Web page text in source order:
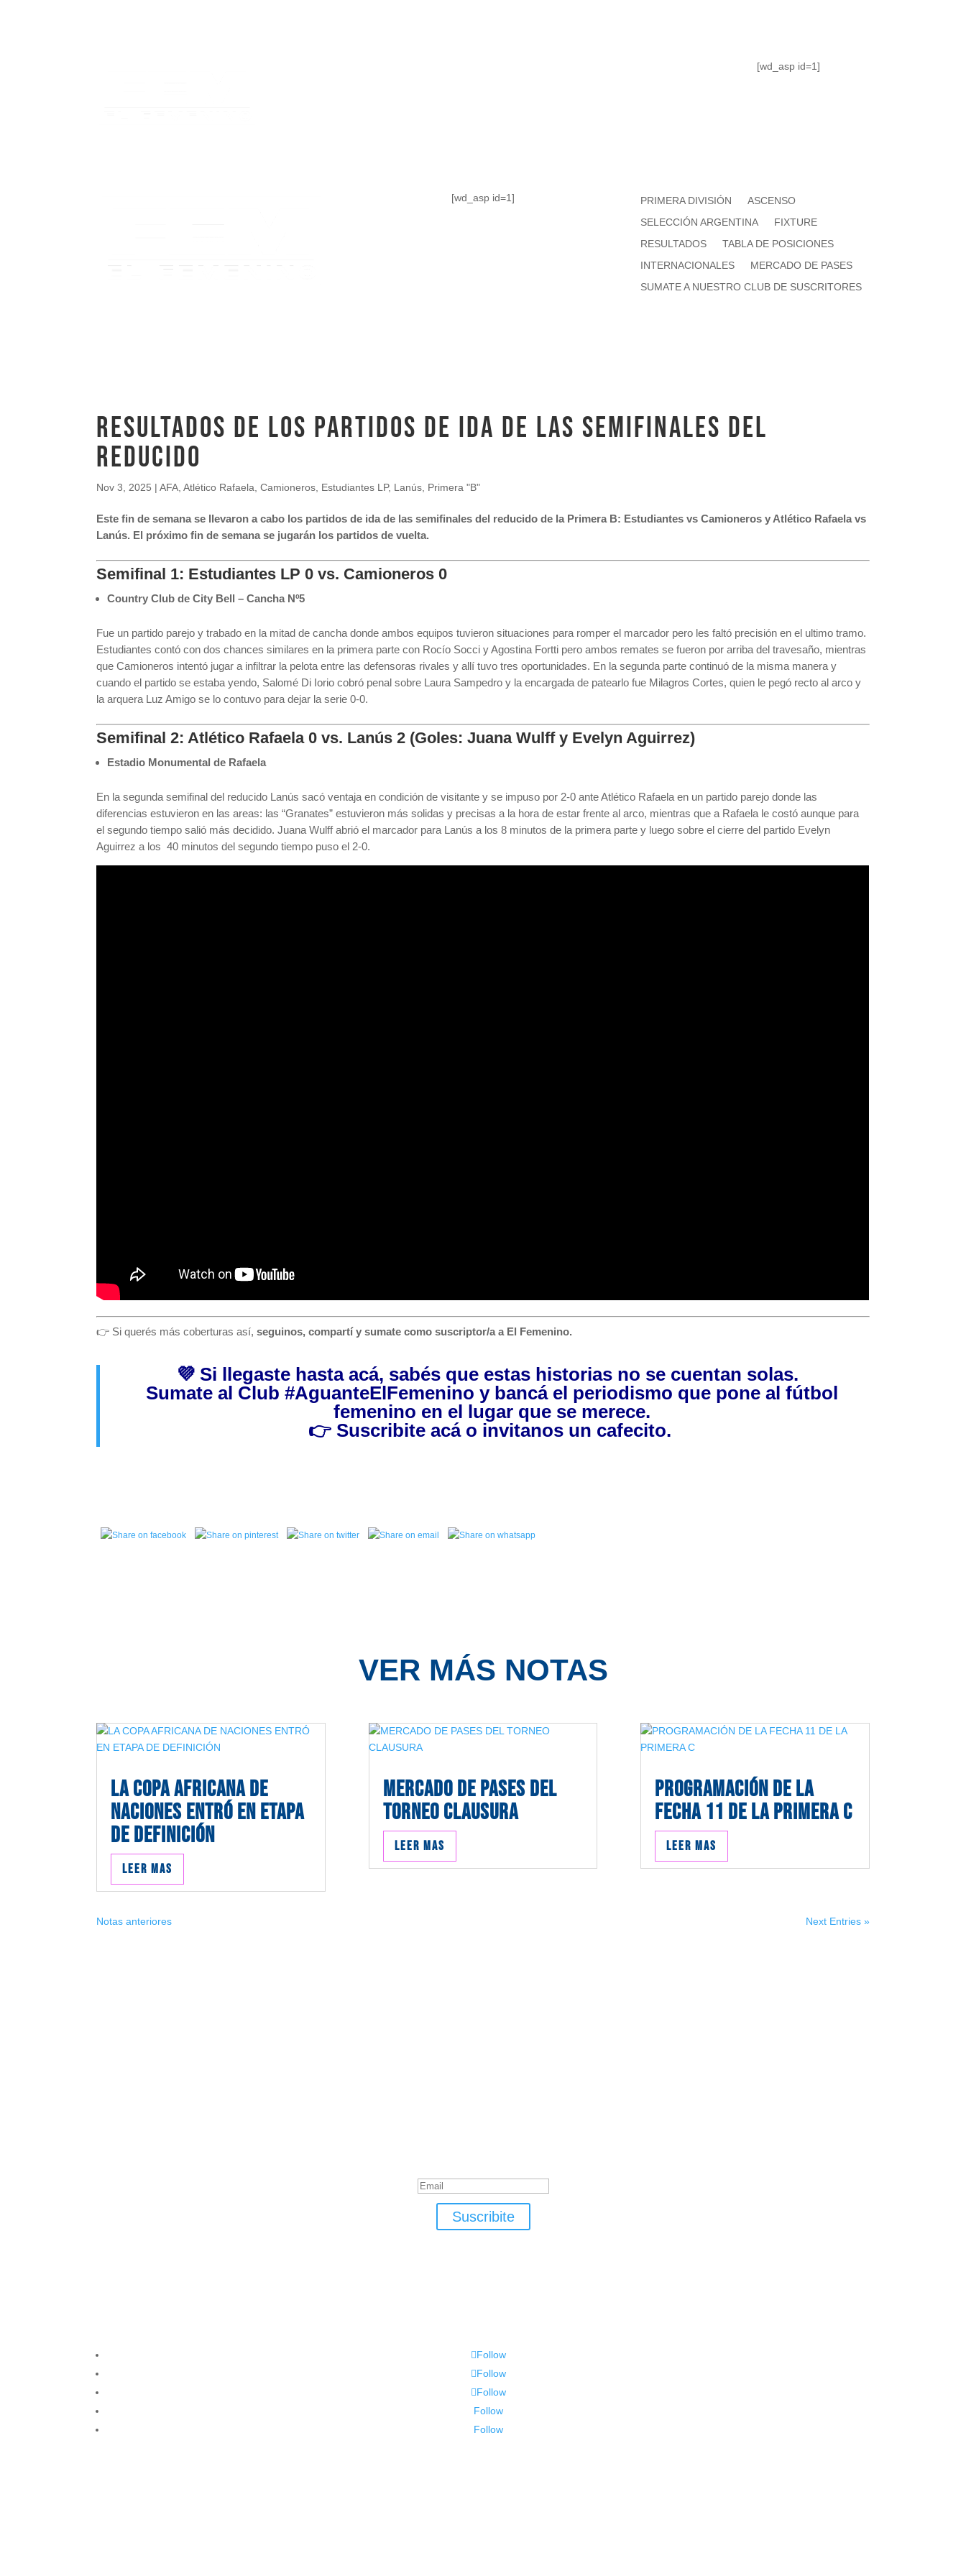
[wd_asp id=1]
[wd_asp id=1] PRIMERA DIVISIÓN
ASCENSO
SELECCIÓN ARGENTINA
FIXTURE
RESULTADOS
TABLA DE POSICIONES
INTERNACIONALES
MERCADO DE PASES
SUMATE A NUESTRO CLUB DE SUSCRITORES
RESULTADOS DE LOS PARTIDOS DE IDA DE LAS SEMIFINALES DEL
REDUCIDO
Nov 3, 2025 |AFA ,Atlético Rafaela ,Camioneros Estudiantes LP, Lanús Primera "B"
Este fin de semana se llevaron a cabo los partidos de ida de las semifinales del reducido de la Primera B: Estudiantes vs Camioneros y Atlético Rafaela vs
Lanús. El próximo fin de semana se jugarán los partidos de vuelta.
Semifinal 1: Estudiantes LP 0 vs. Camioneros 0
Country Club de City Bell – Cancha Nº5
Fue un partido parejo y trabado en la mitad de cancha donde ambos equipos tuvieron situaciones para romper el marcador pero les faltó precisión en el ultimo tramo.
Estudiantes contó con dos chances similares en la primera parte con Rocío Socci y Agostina Fortti pero ambos remates se fueron por arriba del travesaño, mientras
que Camioneros intentó jugar a infiltrar la pelota entre las defensoras rivales y allí tuvo tres oportunidades. En la segunda parte continuó de la misma manera y
cuando el partido se estaba yendo, Salomé Di Iorio cobró penal sobre Laura Sampedro y la encargada de patearlo fue Milagros Cortes, quien le pegó recto al arco y
la arquera Luz Amigo se lo contuvo para dejar la serie 0-0.
Semifinal 2: Atlético Rafaela 0 vs. Lanús 2 (Goles: Juana Wulff y Evelyn Aguirrez)
Estadio Monumental de Rafaela
En la segunda semifinal del reducido Lanús sacó ventaja en condición de visitante y se impuso por 2-0 ante Atlético Rafaela en un partido parejo donde las
diferencias estuvieron en las areas: las “Granates” estuvieron más solidas y precisas a la hora de estar frente al arco, mientras que a Rafaela le costó aunque para
el segundo tiempo salió más decidido. Juana Wulff abrió el marcador para Lanús a los 8 minutos de la primera parte y luego sobre el cierre del partido Evelyn
Aguirrez a los 40 minutos del segundo tiempo puso el 2-0.
👉 Si querés más coberturas así,seguinos, compartí y sumate como suscriptor/a a El Femenino.
💜 Si llegaste hasta acá, sabés que estas historias no se cuentan solas.
Sumate al Club #AguanteElFemenino y bancá el periodismo que pone al fútbol
femenino en el lugar que se merece.
👉 Suscribite acáo invitanos un cafecito.
VER MÁS NOTAS
LA COPA AFRICANA DE
NACIONES ENTRÓ EN ETAPA
DE DEFINICIÓN
Leer mas
MERCADO DE PASES DEL
TORNEO CLAUSURA
Leer mas
PROGRAMACIÓN DE LA
FECHA 11 DE LA PRIMERA C
Leer mas
Notas anteriores Next Entries »
Suscribite
Follow
Follow
Follow
Follow
Follow